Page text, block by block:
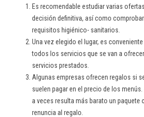
Es recomendable estudiar varias
decisión definitiva, así como
requisitos higiénico- sanitarios.
Una vez elegido el lugar, es
todos los servicios que se van a
servicios prestados.
Algunas empresas ofrecen regalos si
suelen pagar en el precio de los
a veces resulta más barato un paquete
renuncia al regalo.